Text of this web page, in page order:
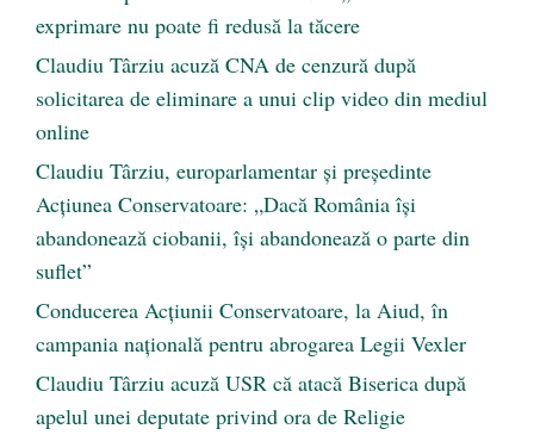
exprimare nu poate fi redusă la tăcere
Claudiu Târziu acuză CNA de cenzură după
solicitarea de eliminare a unui clip video din mediul
online
Claudiu Târziu, europarlamentar și președinte
Acțiunea Conservatoare: „Dacă România își
abandonează ciobanii, își abandonează o parte din
suflet”
Conducerea Acțiunii Conservatoare, la Aiud, în
campania națională pentru abrogarea Legii Vexler
Claudiu Târziu acuză USR că atacă Biserica după
apelul unei deputate privind ora de Religie